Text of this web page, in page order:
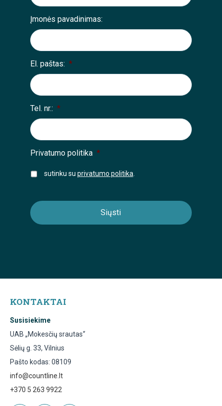
Įmonės pavadinimas:
El. paštas: *
Tel. nr.: *
Privatumo politika *
sutinku su privatumo politika
KONTAKTAI
Susisiekime
UAB „Mokesčių srautas“
Sėlių g. 33, Vilnius
Pašto kodas: 08109
info@countline.lt
+370 5 263 9922